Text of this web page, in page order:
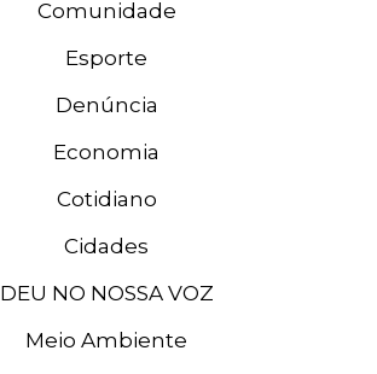
Comunidade
Esporte
Denúncia
Economia
Cotidiano
Cidades
DEU NO NOSSA VOZ
Meio Ambiente